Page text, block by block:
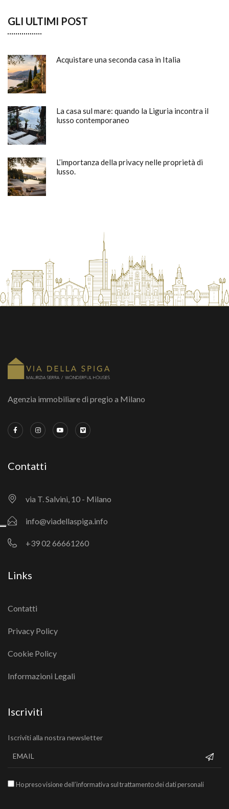
GLI ULTIMI POST
Acquistare una seconda casa in Italia
La casa sul mare: quando la Liguria incontra il
lusso contemporaneo
L’importanza della privacy nelle proprietà di
lusso.
Agenzia immobiliare di pregio a Milano
Contatti
via T. Salvini, 10 - Milano
info@viadellaspiga.info
+39 02 66661260
Links
Contatti
Privacy Policy
Cookie Policy
Informazioni Legali
Iscriviti
Iscriviti alla nostra newsletter
Ho preso visione dell’informativa sul trattamento dei dati personali